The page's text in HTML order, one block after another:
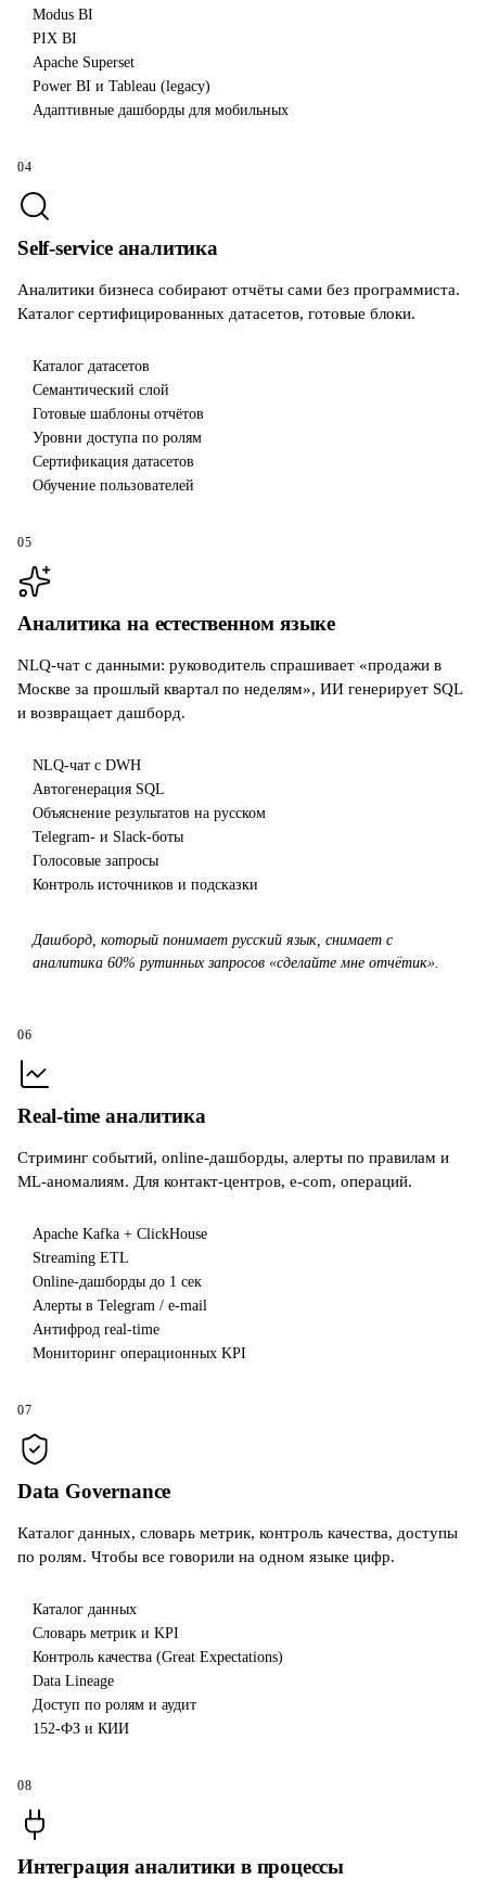
Modus BI
PIX BI
Apache Superset
Power BI и Tableau (legacy)
Адаптивные дашборды для мобильных
04
Self-service аналитика
Аналитики бизнеса собирают отчёты сами без программиста.
Каталог сертифицированных датасетов, готовые блоки.
Каталог датасетов
Семантический слой
Готовые шаблоны отчётов
Уровни доступа по ролям
Сертификация датасетов
Обучение пользователей
05
Аналитика на естественном языке
NLQ-чат с данными: руководитель спрашивает «продажи в
Москве за прошлый квартал по неделям», ИИ генерирует SQL
и возвращает дашборд.
NLQ-чат с DWH
Автогенерация SQL
Объяснение результатов на русском
Telegram- и Slack-боты
Голосовые запросы
Контроль источников и подсказки
Дашборд, который понимает русский язык, снимает с
аналитика 60% рутинных запросов «сделайте мне отчётик».
06
Real-time аналитика
Стриминг событий, online-дашборды, алерты по правилам и
ML-аномалиям. Для контакт-центров, e-com, операций.
Apache Kafka + ClickHouse
Streaming ETL
Online-дашборды до 1 сек
Алерты в Telegram / e-mail
Антифрод real-time
Мониторинг операционных KPI
07
Data Governance
Каталог данных, словарь метрик, контроль качества, доступы
по ролям. Чтобы все говорили на одном языке цифр.
Каталог данных
Словарь метрик и KPI
Контроль качества (Great Expectations)
Data Lineage
Доступ по ролям и аудит
152-ФЗ и КИИ
08
Интеграция аналитики в процессы